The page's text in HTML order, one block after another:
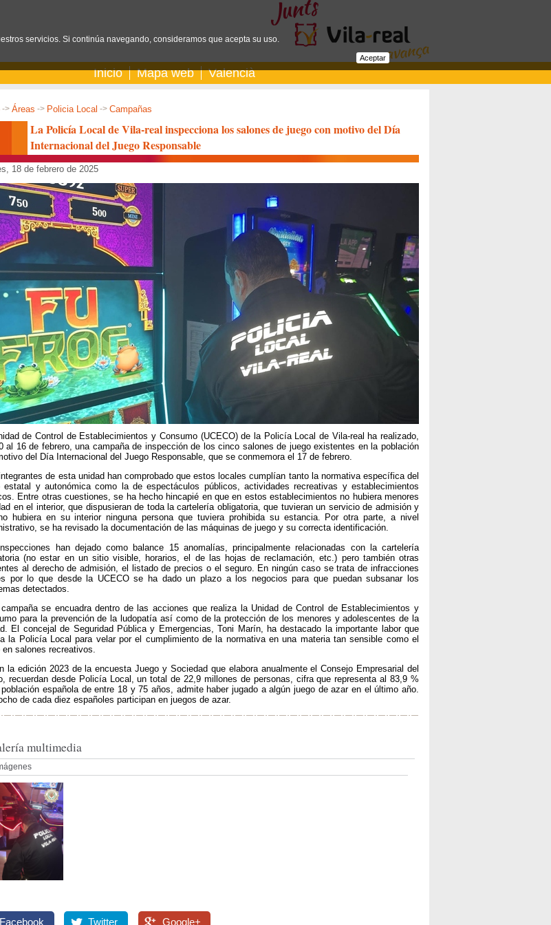
Inicio Mapa web Valencià
-> Áreas -> Policia Local -> Campañas
La Policía Local de Vila-real inspecciona los salones de juego con motivo del Día
Internacional del Juego Responsable
18 de febrero de 2025
de Control de Establecimientos y Consumo (UCECO) de la Policía Local de Vila-real ha realizado,
al 16 de febrero, una campaña de inspección de los cinco salones de juego existentes en la población
del Día Internacional del Juego Responsable, que se conmemora el 17 de febrero.
de esta unidad han comprobado que estos locales cumplían tanto la normativa específica del
estatal y autonómica como la de espectáculos públicos, actividades recreativas y establecimientos
Entre otras cuestiones, se ha hecho hincapié en que en estos establecimientos no hubiera menores
en el interior, que dispusieran de toda la cartelería obligatoria, que tuvieran un servicio de admisión y
hubiera en su interior ninguna persona que tuviera prohibida su estancia. Por otra parte, a nivel
se ha revisado la documentación de las máquinas de juego y su correcta identificación.
han dejado como balance 15 anomalías, principalmente relacionadas con la cartelería
(no estar en un sitio visible, horarios, el de las hojas de reclamación, etc.) pero también otras
al derecho de admisión, el listado de precios o el seguro. En ningún caso se trata de infracciones
por lo que desde la UCECO se ha dado un plazo a los negocios para que puedan subsanar los
detectados.
se encuadra dentro de las acciones que realiza la Unidad de Control de Establecimientos y
para la prevención de la ludopatía así como de la protección de los menores y adolescentes de la
El concejal de Seguridad Pública y Emergencias, Toni Marín, ha destacado la importante labor que
la Policía Local para velar por el cumplimiento de la normativa en una materia tan sensible como el
en salones recreativos.
la edición 2023 de la encuesta Juego y Sociedad que elabora anualmente el Consejo Empresarial del
recuerdan desde Policía Local, un total de 22,9 millones de personas, cifra que representa al 83,9 %
española de entre 18 y 75 años, admite haber jugado a algún juego de azar en el último año.
de cada diez españoles participan en juegos de azar.
multimedia
Facebook Twitter Google+
servicios. Si continúa navegando, consideramos que acepta su uso.
Aceptar